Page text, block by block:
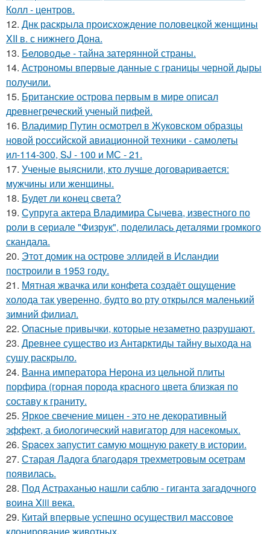
Колл - центров.
12. Днк раскрыла происхождение половецкой женщины
XII в. с нижнего Дона.
13. Беловодье - тайна затерянной страны.
14. Астрономы впервые данные с границы черной дыры
получили.
15. Британские острова первым в мире описал
древнегреческий ученый пифей.
16. Владимир Путин осмотрел в Жуковском образцы
новой российской авиационной техники - самолеты
ил-114-300, SJ - 100 и МС - 21.
17. Ученые выяснили, кто лучше договаривается:
мужчины или женщины.
18. Будет ли конец света?
19. Супруга актера Владимира Сычева, известного по
роли в сериале "Физрук", поделилась деталями громкого
скандала.
20. Этот домик на острове эллидей в Исландии
построили в 1953 году.
21. Мятная жвачка или конфета создаёт ощущение
холода так уверенно, будто во рту открылся маленький
зимний филиал.
22. Опасные привычки, которые незаметно разрушают.
23. Древнее существо из Антарктиды тайну выхода на
сушу раскрыло.
24. Ванна императора Нерона из цельной плиты
порфира (горная порода красного цвета близкая по
составу к граниту.
25. Яркое свечение мицен - это не декоративный
эффект, а биологический навигатор для насекомых.
26. Spacex запустит самую мощную ракету в истории.
27. Старая Ладога благодаря трехметровым осетрам
появилась.
28. Под Астраханью нашли саблю - гиганта загадочного
воина Xiii века.
29. Китай впервые успешно осуществил массовое